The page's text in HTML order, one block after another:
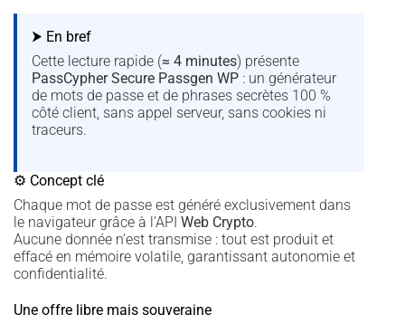
⮞ En bref
Cette lecture rapide (≈ 4 minutes) présente
PassCypher Secure Passgen WP : un générateur
de mots de passe et de phrases secrètes 100 %
côté client, sans appel serveur, sans cookies ni
traceurs.
⚙ Concept clé
Chaque mot de passe est généré exclusivement dans
le navigateur grâce à l’API Web Crypto.
Aucune donnée n’est transmise : tout est produit et
effacé en mémoire volatile, garantissant autonomie et
confidentialité.
Une offre libre mais souveraine